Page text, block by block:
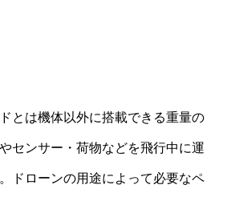
とは機体以外に搭載できる重量の
センサー・荷物などを飛行中に運
ドローンの用途によって必要なペ